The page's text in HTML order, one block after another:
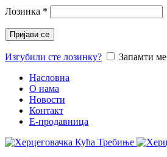
Лозинка *
Пријави се
Изгубили сте лозинку?
Запамти ме
Насловна
О нама
Новости
Контакт
E-продавница